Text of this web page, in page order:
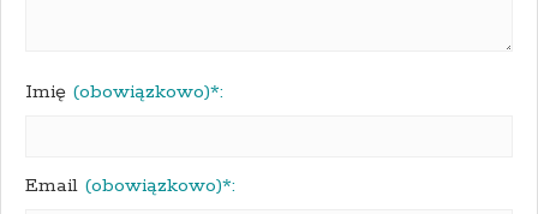
Imię (obowiązkowo)*:
Email (obowiązkowo)*: